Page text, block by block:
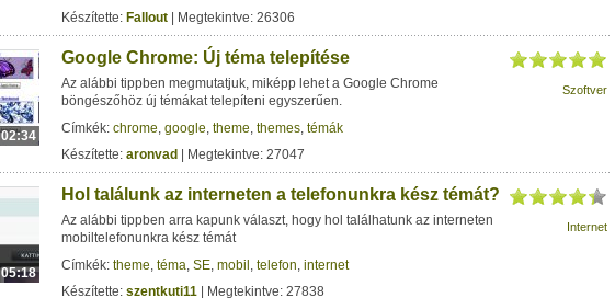
Készítette: Fallout | Megtekintve: 26306
02:34
Google Chrome: Új téma telepítése
Az alábbi tippben megmutatjuk, miképp lehet a Google Chrome
böngészőhöz új témákat telepíteni egyszerűen.
Címkék: chrome, google, theme, themes, témák
Készítette: aronvad | Megtekintve: 27047
Szoftver
05:18
Hol találunk az interneten a telefonunkra kész témát?
Az alábbi tippben arra kapunk választ, hogy hol találhatunk az interneten
mobiltelefonunkra kész témát
Címkék: theme, téma, SE, mobil , telefon, internet
Készítette: szentkuti11 | Megtekintve: 27838
Internet